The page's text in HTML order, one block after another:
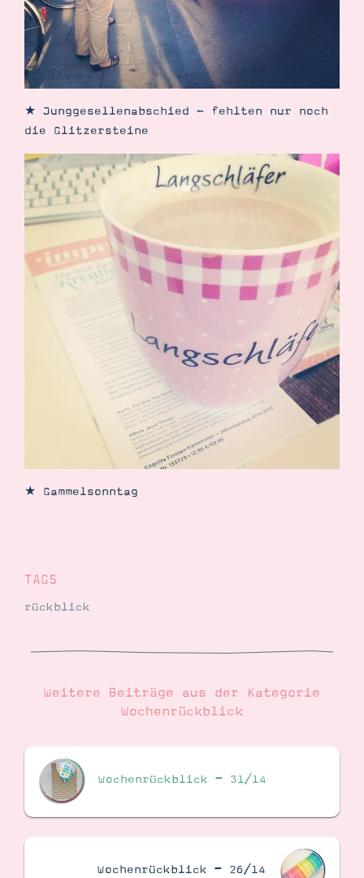
★ Junggesellenabschied - fehlten nur noch
die Glitzersteine
★ Gammelsonntag
TAGS
rückblick
Weitere Beiträge aus der Kategorie
Wochenrückblick
Wochenrückblick – 31/14
Wochenrückblick – 26/14